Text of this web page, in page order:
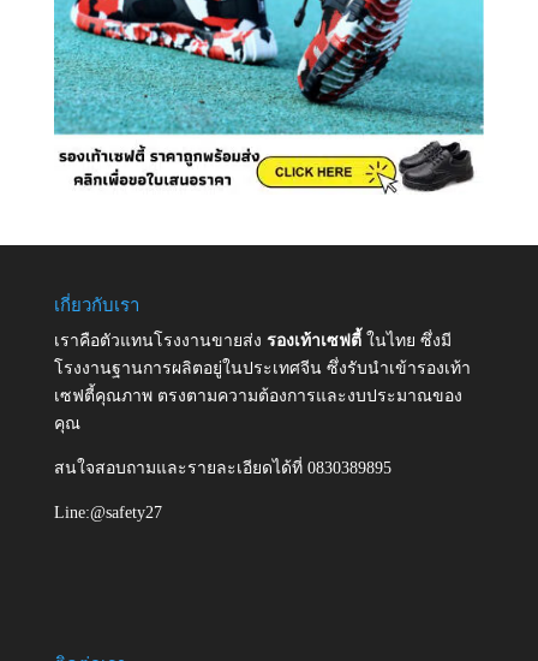
เกี่ยวกับเรา
เราคือตัวแทนโรงงานขายส่ง รองเท้าเซฟตี้ ในไทย ซึ่งมี
โรงงานฐานการผลิตอยู่ในประเทศจีน ซึ่งรับนำเข้ารองเท้า
เซฟตี้คุณภาพ ตรงตามความต้องการและงบประมาณของ
คุณ
สนใจสอบถามและรายละเอียดได้ที่ 0830389895
Line:@safety27